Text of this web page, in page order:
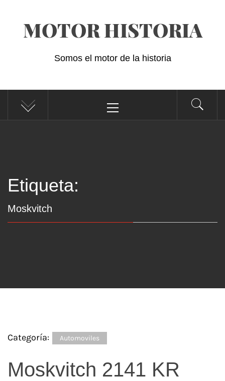
contenidoMOTOR HISTORIA
Somos el motor de la historia
principal
Etiqueta:
Moskvitch
Categoría: Automoviles
Moskvitch 2141 KR